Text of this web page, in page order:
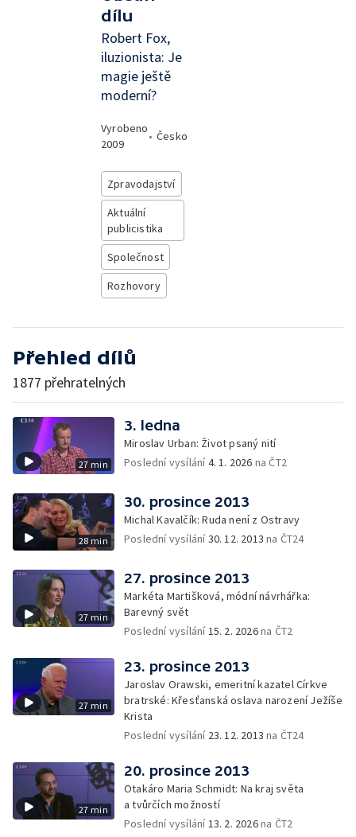
dílu
Robert Fox,
iluzionista: Je
magie ještě
moderní?
Vyrobeno
2009
• Česko
Zpravodajství
Aktuální
publicistika
Společnost
Rozhovory
Přehled dílů
1877 přehratelných
27 min
3. ledna
Miroslav Urban: Život psaný nití
Poslední vysílání4. 1. 2026 na ČT2
28 min
30. prosince 2013
Michal Kavalčík: Ruda není z Ostravy
Poslední vysílání30. 12. 2013 na ČT24
27 min
27. prosince 2013
Markéta Martišková, módní návrhářka:
Barevný svět
Poslední vysílání15. 2. 2026na ČT2
27 min
23. prosince 2013
Jaroslav Orawski, emeritní kazatel Církve
bratrské: Křesťanská oslava narození Ježíše
Krista
Poslední vysílání 23. 12. 2013 na ČT24
27 min
20. prosince 2013
Otakáro Maria Schmidt: Na kraj světa
a tvůrčích možností
Poslední vysílání13. 2. 2026na ČT2